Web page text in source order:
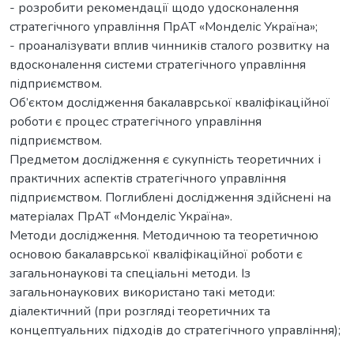
- розробити рекомендації щодо удосконалення
стратегічного управління ПрАТ «Монделіс Україна»;
- проаналізувати вплив чинників сталого розвитку на
вдосконалення системи стратегічного управління
підприємством.
Об’єктом дослідження бакалаврської кваліфікаційної
роботи є процес стратегічного управління
підприємством.
Предметом дослідження є сукупність теоретичних і
практичних аспектів стратегічного управління
підприємством. Поглиблені дослідження здійснені на
матеріалах ПрАТ «Монделіс Україна».
Методи дослідження. Методичною та теоретичною
основою бакалаврської кваліфікаційної роботи є
загальнонаукові та спеціальні методи. Із
загальнонаукових використано такі методи:
діалектичний (при розгляді теоретичних та
концептуальних підходів до стратегічного управління);